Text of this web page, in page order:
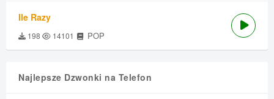
Ile Razy
198 14101 POP
Najlepsze Dzwonki na Telefon